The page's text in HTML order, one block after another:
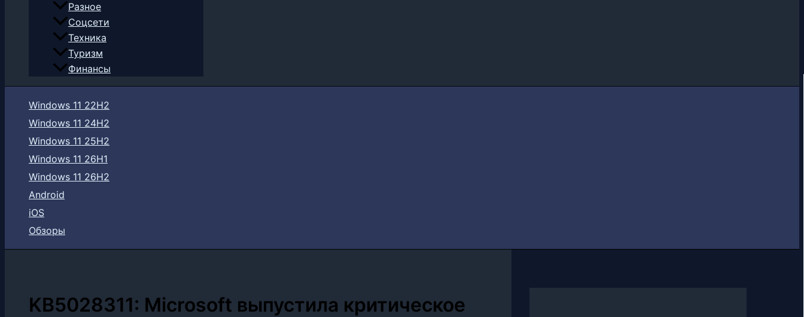
Разное
Соцсети
Техника
Туризм
Финансы
Windows 11 22H2
Windows 11 24H2
Windows 11 25H2
Windows 11 26H1
Windows 11 26H2
Android
iOS
Обзоры
KB5028311: Microsoft выпустила критическое